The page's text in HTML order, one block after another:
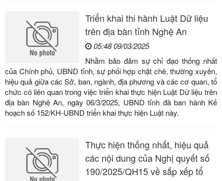
Triển khai thi hành Luật Dữ liệu
trên địa bàn tỉnh Nghệ An
05:48 09/03/2025
Nhằm bảo đảm sự chỉ đạo thống nhất
của Chính phủ, UBND tỉnh, sự phối hợp chặt chẽ, thường xuyên,
hiệu quả giữa các Sở, ban, ngành, địa phương và các cơ quan, tổ
chức có liên quan trong việc triển khai thực hiện Luật Dữ liệu trên
địa bàn Nghệ An, ngày 06/3/2025, UBND tỉnh đã ban hành Kế
hoạch số 152/KH-UBND triển khai thực hiện Luật này.
Thực hiện thống nhất, hiệu quả
các nội dung của Nghị quyết số
190/2025/QH15 về sắp xếp tổ